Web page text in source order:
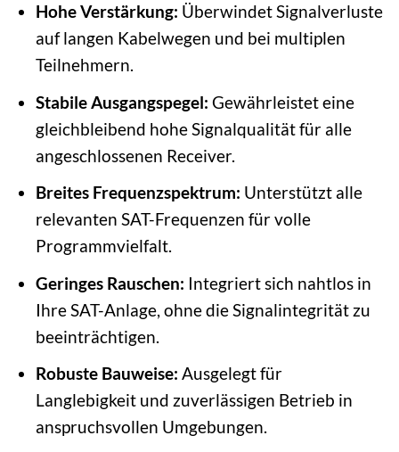
Hohe Verstärkung: Überwindet Signalverluste
auf langen Kabelwegen und bei multiplen
Teilnehmern.
Stabile Ausgangspegel: Gewährleistet eine
gleichbleibend hohe Signalqualität für alle
angeschlossenen Receiver.
Breites Frequenzspektrum: Unterstützt alle
relevanten SAT-Frequenzen für volle
Programmvielfalt.
Geringes Rauschen: Integriert sich nahtlos in
Ihre SAT-Anlage, ohne die Signalintegrität zu
beeinträchtigen.
Robuste Bauweise: Ausgelegt für
Langlebigkeit und zuverlässigen Betrieb in
anspruchsvollen Umgebungen.